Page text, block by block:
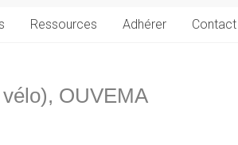
Ressources Adhérer Contact
OUVEMA